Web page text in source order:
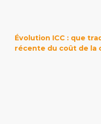
Évolution ICC : que
récente du coût de la